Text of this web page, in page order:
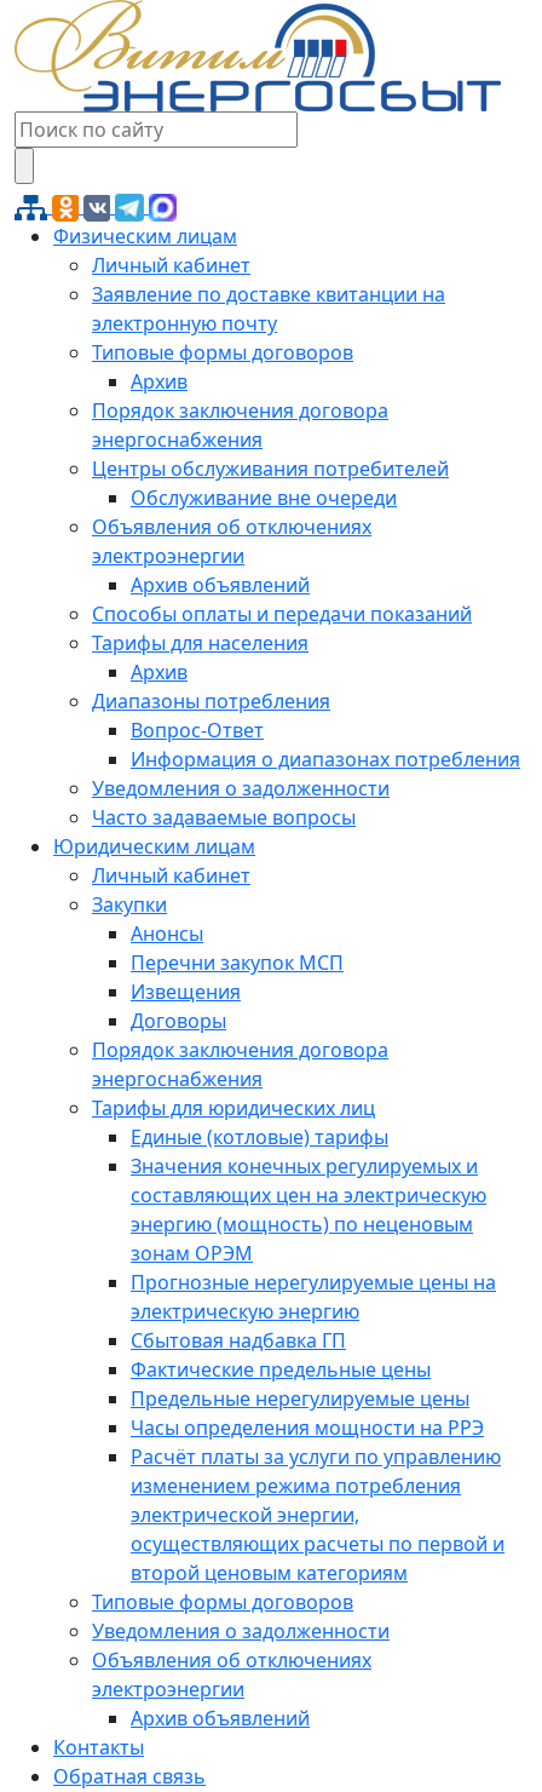
Физическим лицам
Личный кабинет
Заявление по доставке квитанции на
электронную почту
Типовые формы договоров
Архив
Порядок заключения договора
энергоснабжения
Центры обслуживания потребителей
Обслуживание вне очереди
Объявления об отключениях
электроэнергии
Архив объявлений
Способы оплаты и передачи показаний
Тарифы для населения
Архив
Диапазоны потребления
Вопрос-Ответ
Информация о диапазонах потребления
Уведомления о задолженности
Часто задаваемые вопросы
Юридическим лицам
Личный кабинет
Закупки
Анонсы
Перечни закупок МСП
Извещения
Договоры
Порядок заключения договора
энергоснабжения
Тарифы для юридических лиц
Единые (котловые) тарифы
Значения конечных регулируемых и
составляющих цен на электрическую
энергию (мощность) по неценовым
зонам ОРЭМ
Прогнозные нерегулируемые цены на
электрическую энергию
Сбытовая надбавка ГП
Фактические предельные цены
Предельные нерегулируемые цены
Часы определения мощности на РРЭ
Расчёт платы за услуги по управлению
изменением режима потребления
электрической энергии,
осуществляющих расчеты по первой и
второй ценовым категориям
Типовые формы договоров
Уведомления о задолженности
Объявления об отключениях
электроэнергии
Архив объявлений
Контакты
Обратная связь